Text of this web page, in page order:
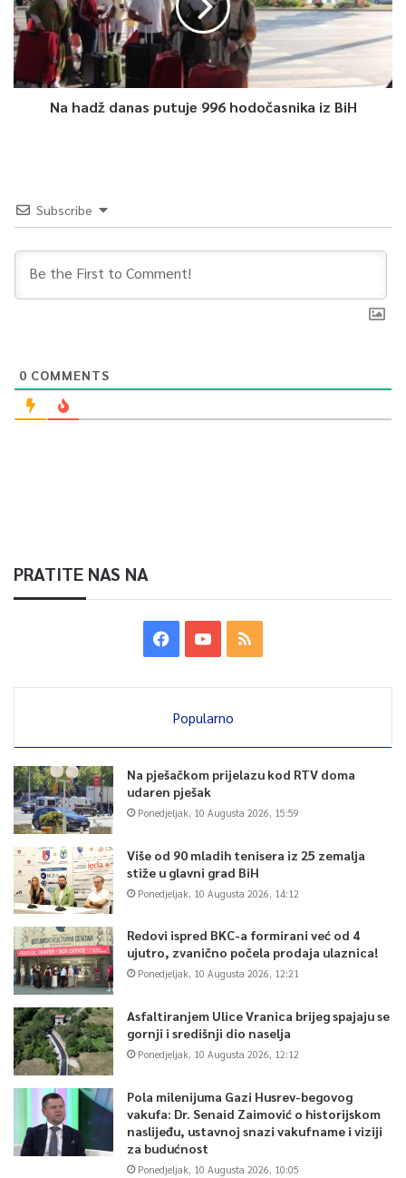
Na hadž danas putuje 996 hodočasnika iz BiH
Subscribe
0 COMMENTS
PRATITE NAS NA
Popularno
Na pješačkom prijelazu kod RTV doma
udaren pješak
Ponedjeljak, 10 Augusta 2026, 15:59
Više od 90 mladih tenisera iz 25 zemalja
stiže u glavni grad BiH
Ponedjeljak, 10 Augusta 2026, 14:12
Redovi ispred BKC-a formirani već od 4
ujutro, zvanično počela prodaja ulaznica!
Ponedjeljak, 10 Augusta 2026, 12:21
Asfaltiranjem Ulice Vranica brijeg spajaju se
gornji i središnji dio naselja
Ponedjeljak, 10 Augusta 2026, 12:12
Pola milenijuma Gazi Husrev-begovog
vakufa: Dr. Senaid Zaimović o historijskom
naslijeđu, ustavnoj snazi vakufname i viziji
za budućnost
Ponedjeljak, 10 Augusta 2026, 10:05